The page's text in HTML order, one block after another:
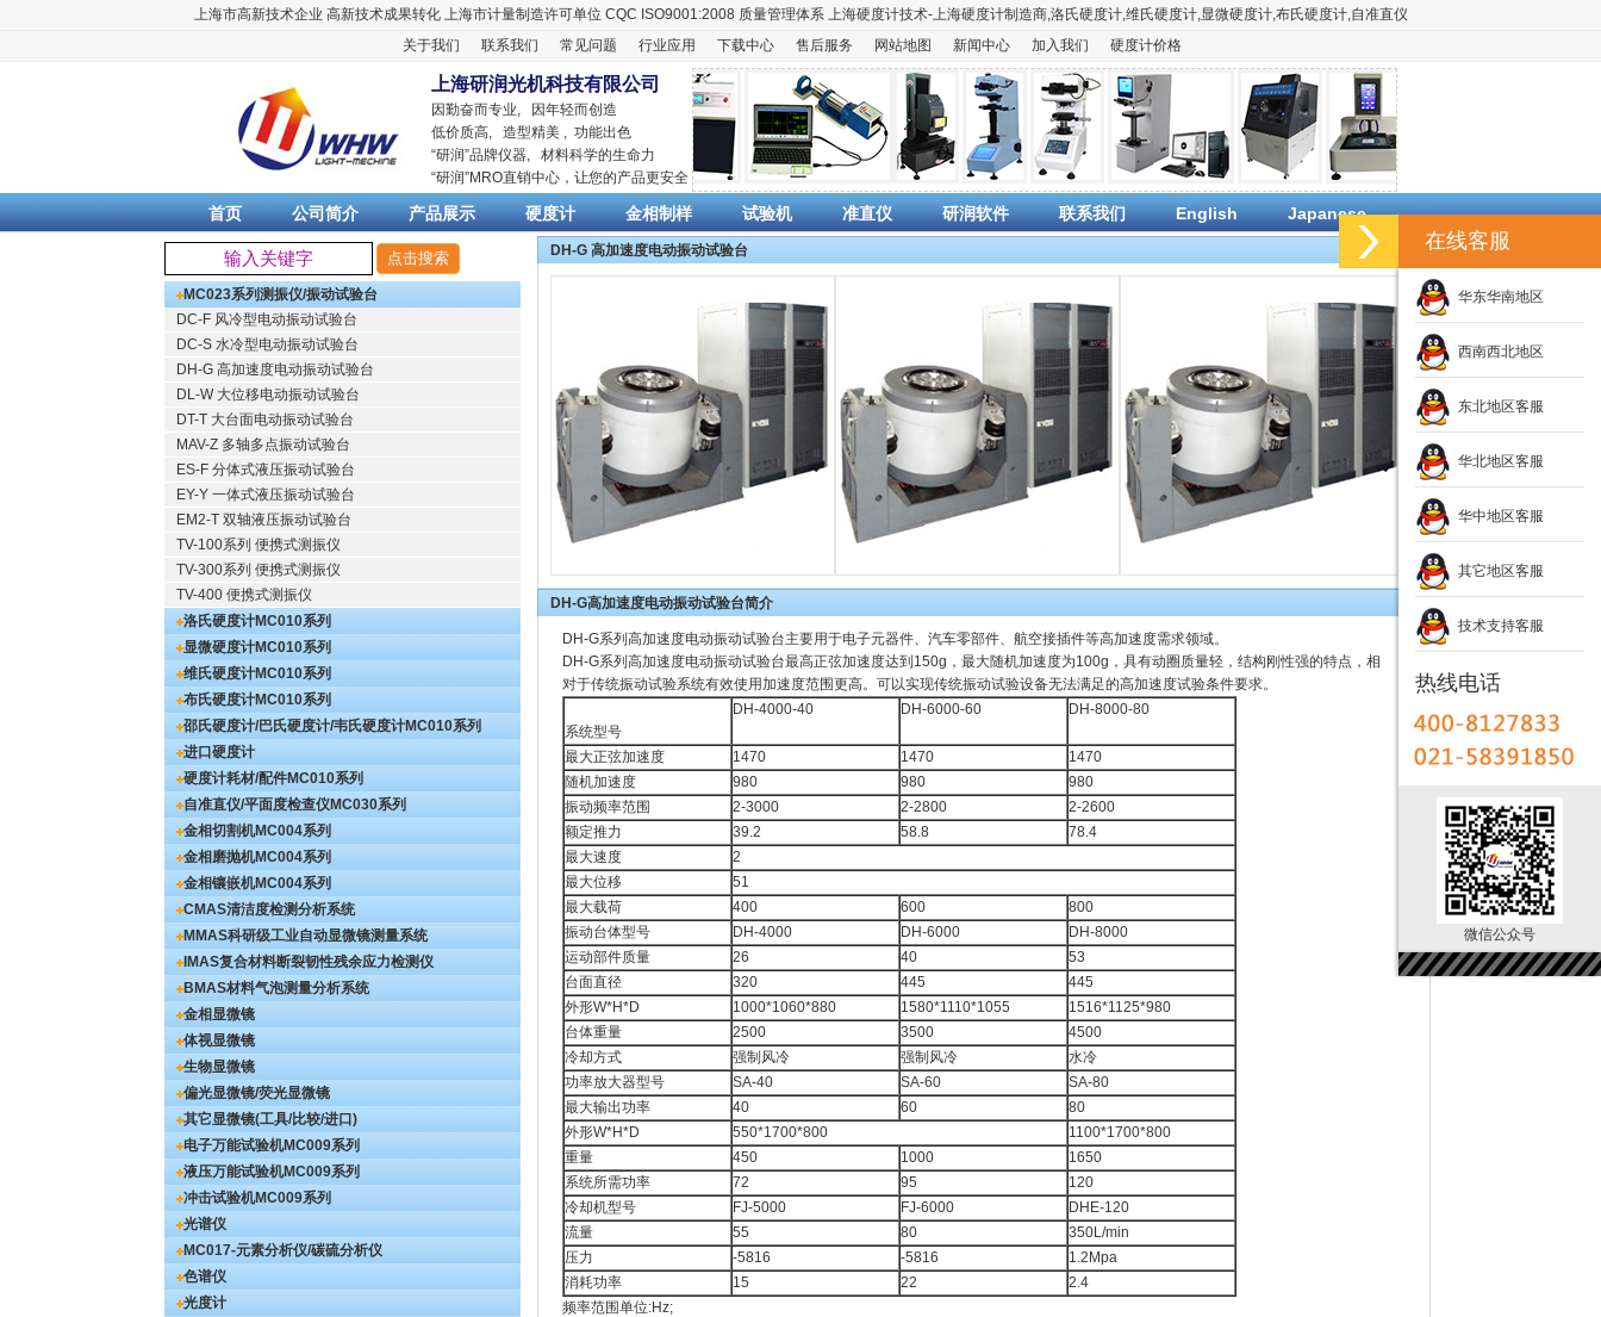
上海市高新技术企业 高新技术成果转化 上海市计量制造许可单位 CQC ISO9001:2008 质量管理体系 上海硬度计技术-上海硬度计制造商,洛氏硬度计,维氏硬度计,显微硬度计,布氏硬度计,自准直仪
关于我们
联系我们 常见问题 行业应用 下载中心 售后服务 网站地图 新闻中心 加入我们 硬度计价格
上海研润光机科技有限公司
因勤奋而专业, 因年轻而创造
低价质高, 造型精美 , 功能出色
“研润”品牌仪器, 材料科学的生命力
“研润”MRO直销中心，让您的产品更安全
首页 公司简介 产品展示 硬度计 金相制样 试验机 准直仪 研润软件 联系我们 English Japanese
MC023系列测振仪/振动试验台
DC-F 风冷型电动振动试验台
DC-S 水冷型电动振动试验台
DH-G 高加速度电动振动试验台
DL-W 大位移电动振动试验台
DT-T 大台面电动振动试验台
MAV-Z 多轴多点振动试验台
ES-F 分体式液压振动试验台
EY-Y 一体式液压振动试验台
EM2-T 双轴液压振动试验台
TV-100系列 便携式测振仪
TV-300系列 便携式测振仪
TV-400 便携式测振仪
洛氏硬度计MC010系列
显微硬度计MC010系列
维氏硬度计MC010系列
布氏硬度计MC010系列
邵氏硬度计/巴氏硬度计/韦氏硬度计MC010系列
进口硬度计
硬度计耗材/配件MC010系列
自准直仪/平面度检查仪MC030系列
金相切割机MC004系列
金相磨抛机MC004系列
金相镶嵌机MC004系列
CMAS清洁度检测分析系统
MMAS科研级工业自动显微镜测量系统
IMAS复合材料断裂韧性残余应力检测仪
BMAS材料气泡测量分析系统
金相显微镜
体视显微镜
生物显微镜
偏光显微镜/荧光显微镜
其它显微镜(工具/比较/进口)
电子万能试验机MC009系列
液压万能试验机MC009系列
冲击试验机MC009系列
光谱仪
MC017-元素分析仪/碳硫分析仪
色谱仪
光度计
DH-G 高加速度电动振动试验台
DH-G高加速度电动振动试验台简介
DH-G系列高加速度电动振动试验台主要用于电子元器件、汽车零部件、航空接插件等高加速度需求领域。
DH-G系列高加速度电动振动试验台最高正弦加速度达到150g，最大随机加速度为100g，具有动圈质量轻，结构刚性强的特点，相
对于传统振动试验系统有效使用加速度范围更高。可以实现传统振动试验设备无法满足的高加速度试验条件要求。
系统型号
DH-4000-40 DH-6000-60 DH-8000-80
最大正弦加速度 1470 1470
1470
随机加速度
980 980
980
振动频率范围
2-3000 2-2800
2-2600
额定推力
39.2 58.8
78.4
最大速度
2
最大位移
51
最大载荷
400 600
800
振动台体型号
DH-4000 DH-6000
DH-8000
运动部件质量
26 40
53
台面直径
320 445
445
外形W*H*D
1000*1060*880 1580*1110*1055
1516*1125*980
台体重量
2500 3500
4500
冷却方式
强制风冷 强制风冷
水冷
功率放大器型号
SA-40 SA-60
SA-80
最大输出功率
40 60
80
外形W*H*D
550*1700*800
1100*1700*800
重量
450 1000
1650
系统所需功率
72 95
120
冷却机型号
FJ-5000 FJ-6000
DHE-120
流量
55 80
350L/min
压力
-5816 -5816
1.2Mpa
消耗功率
15 22
2.4
频率范围单位:Hz;
在线客服
华东华南地区
西南西北地区
东北地区客服
华北地区客服
华中地区客服
其它地区客服
技术支持客服
热线电话
微信公众号